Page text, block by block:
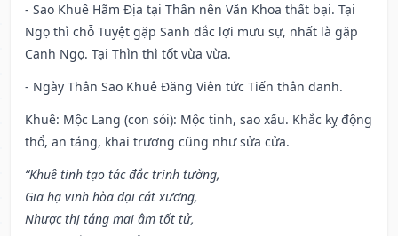
- Sao Khuê Hãm Địa tại Thân nên Văn Khoa thất bại. Tại
Ngọ thì chỗ Tuyệt gặp Sanh đắc lợi mưu sự, nhất là gặp
Canh Ngọ. Tại Thìn thì tốt vừa vừa.
- Ngày Thân Sao Khuê Đăng Viên tức Tiến thân danh.
Khuê: Mộc Lang (con sói): Mộc tinh, sao xấu. Khắc kỵ động
thổ, an táng, khai trương cũng như sửa cửa.
“Khuê tinh tạo tác đắc trinh tường,
Gia hạ vinh hòa đại cát xương,
Nhược thị táng mai âm tốt tử,